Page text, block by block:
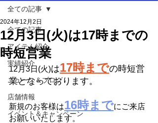
全ての記事
アイテム紹介
実績紹介
ニュース＆ブログ
店舗情報
イベント＆キャンペーン
全ての記事
12月3日(火)は17時までの
時短営業
2024年12月2日
12月3日(火)は17時までの時短営
業となっております。
新規のお客様は16時までにご来店
お願いいたします。